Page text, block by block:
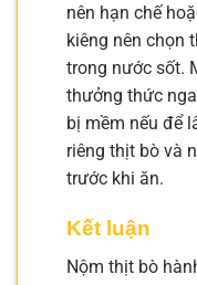
nên hạn chế
kiêng nên chọn
trong nước sốt.
thưởng thức
bị mềm nếu để
riêng thịt bò và
trước khi ăn.
Kết luận
Nộm thịt bò